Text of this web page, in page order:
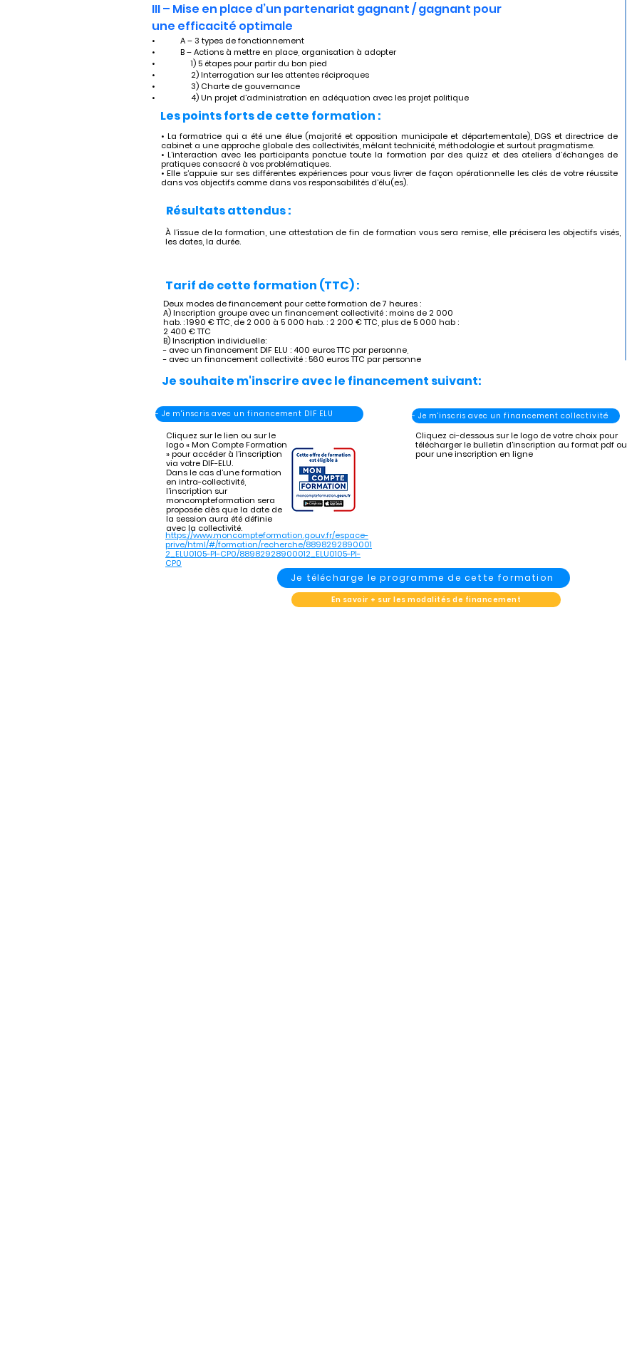
III – Mise en place d’un partenariat gagnant / gagnant pour
une efficacité optimale
•	A – 3 types de fonctionnement
•	B – Actions à mettre en place, organisation à adopter
•	     1) 5 étapes pour partir du bon pied
•	     2) Interrogation sur les attentes réciproques
•	     3) Charte de gouvernance
•	     4) Un projet d’administration en adéquation avec les projet politique
Les points forts de cette formation :
• La formatrice qui a été une élue (majorité et opposition municipale et départementale), DGS et directrice de
cabinet a une approche globale des collectivités, mêlant technicité, méthodologie et surtout pragmatisme.
• L’interaction avec les participants ponctue toute la formation par des quizz et des ateliers d’échanges de
pratiques consacré à vos problématiques.
• Elle s’appuie sur ses différentes expériences pour vous livrer de façon opérationnelle les clés de votre réussite
dans vos objectifs comme dans vos responsabilités d’élu(es).
Résultats attendus :
À l’issue de la formation, une attestation de fin de formation vous sera remise, elle précisera les objectifs visés,
les dates, la durée.
Tarif de cette formation (TTC) :
Deux modes de financement pour cette formation de 7 heures :
A) Inscription groupe avec un financement collectivité : moins de 2 000
hab. : 1990 € TTC, de 2 000 à 5 000 hab. : 2 200 € TTC, plus de 5 000 hab :
2 400 € TTC
B) Inscription individuelle:
- avec un financement DIF ELU : 400 euros TTC par personne,
- avec un financement collectivité : 560 euros TTC par personne
Je souhaite m'inscrire avec le financement suivant:
- Je m'inscris avec un financement DIF ELU - Je m'inscris avec un financement collectivité
Cliquez sur le lien ou sur le
logo « Mon Compte Formation
» pour accéder à l’inscription
via votre DIF-ELU.
Dans le cas d’une formation
en intra-collectivité,
l’inscription sur
moncompteformation sera
proposée dès que la date de
la session aura été définie
avec la collectivité.
https://www.moncompteformation.gouv.fr/espace-
prive/html/#/formation/recherche/8898292890001
2_ELU0105-PI-CP0/88982928900012_ELU0105-PI-
CP0
Cliquez ci-dessous sur le logo de votre choix pour
télécharger le bulletin d'inscription au format pdf ou
pour une inscription en ligne
Je télécharge le programme de cette formation
En savoir + sur les modalités de financement